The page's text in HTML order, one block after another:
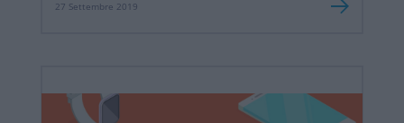
27 Settembre 2019